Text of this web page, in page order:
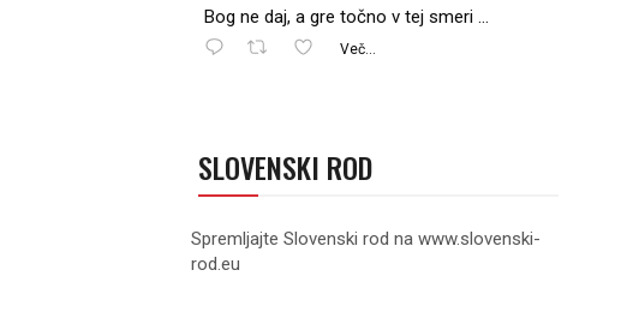
Bog ne daj, a gre točno v tej smeri …
Več...
SLOVENSKI ROD
Spremljajte Slovenski rod na www.slovenski-
rod.eu